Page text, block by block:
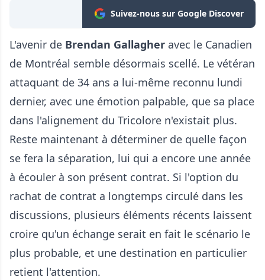
Suivez-nous sur Google Discover
L'avenir de Brendan Gallagher avec le Canadien
de Montréal semble désormais scellé. Le vétéran
attaquant de 34 ans a lui-même reconnu lundi
dernier, avec une émotion palpable, que sa place
dans l'alignement du Tricolore n'existait plus.
Reste maintenant à déterminer de quelle façon
se fera la séparation, lui qui a encore une année
à écouler à son présent contrat. Si l'option du
rachat de contrat a longtemps circulé dans les
discussions, plusieurs éléments récents laissent
croire qu'un échange serait en fait le scénario le
plus probable, et une destination en particulier
retient l'attention.